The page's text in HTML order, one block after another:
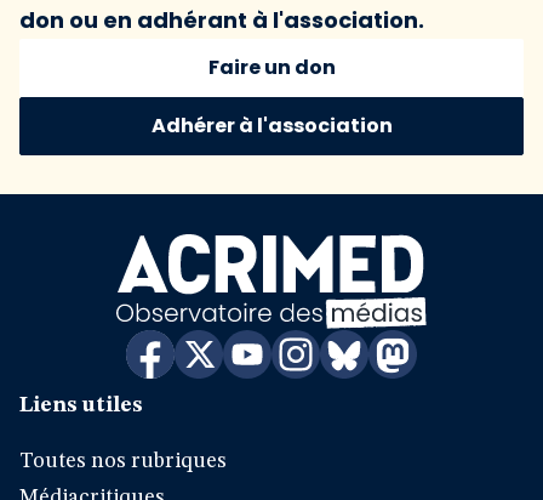
don ou en adhérant à l'association.
Faire un don
Adhérer à l'association
Liens utiles
Toutes nos rubriques